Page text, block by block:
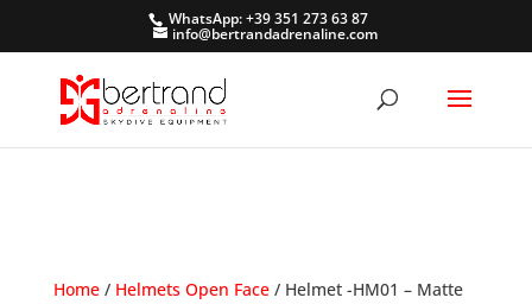
WhatsApp: +39 351 273 63 87
info@bertrandadrenaline.com
Home/ Helmets Open Face/ Helmet -HM01 – Matte